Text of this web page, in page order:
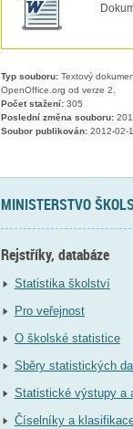
Typ souboru:Textový
OpenOffice.org od verze 2.
Počet stažení:305
Poslední změna souboru:
Soubor publikován:2012-02-
MINISTERSTVO
Rejstříky, databáze
Statistika školství
Pro veřejnost
O školské statistice
Sběry statistických
Statistické výstupy a
Číselníky a